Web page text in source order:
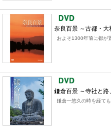
奈良百景 ～古都・大
およそ1300年前に都が
鎌倉百景 ～寺社と路
鎌倉一悠久の時を経て